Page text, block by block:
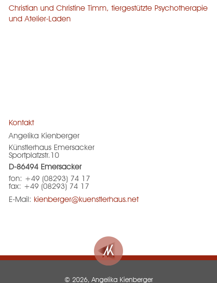
Christian und Christine Timm, tiergestützte Psychotherapie
und Atelier-Laden
Kontakt
Angelika Kienberger
Künstlerhaus Emersacker
Sportplatzstr.10
D-86494 Emersacker
fon: +49 (08293) 74 17
fax: +49 (08293) 74 17
E-Mail: kienberger@kuenstlerhaus.net
© 2026, Angelika Kienberger